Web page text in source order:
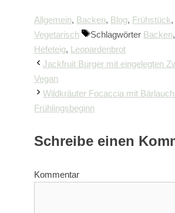
Allgemein, Backen, Blog, Frühstück,
Vegetarisch
Schlagwörter Backen,
Hefeteig, Leopardenbrot
Jackfruit Burger mit eingelegten
Vegan
Wildkräuter Focaccia mit
Frühlingsbeginn
Schreibe einen
Kommentar